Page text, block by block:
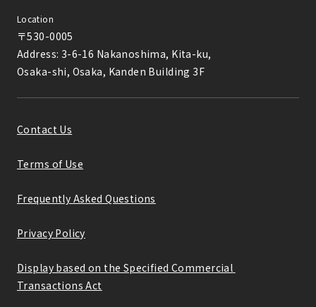
Location
〒530-0005
Address: 3-6-16 Nakanoshima, Kita-ku,
Osaka-shi, Osaka, Kanden Building 3F
Contact Us
Terms of Use
Frequently Asked Questions
Privacy Policy
Display based on the Specified Commercial
Transactions Act